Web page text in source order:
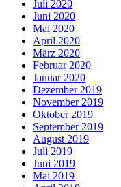
Juli 2020
Juni 2020
Mai 2020
April 2020
März 2020
Februar 2020
Januar 2020
Dezember 2019
November 2019
Oktober 2019
September 2019
August 2019
Juli 2019
Juni 2019
Mai 2019